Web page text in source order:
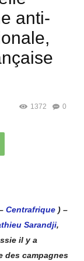
anti-
0
1372
Centrafrique ) –
Sarandji,
il y a
des campagnes